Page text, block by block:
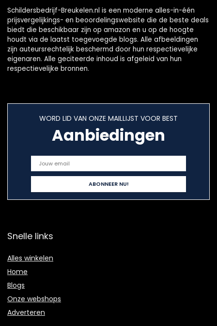
Schildersbedrijf-Breukelen.nl is een moderne alles-in-één
prijsvergelijkings- en beoordelingswebsite die de beste deals
biedt die beschikbaar zijn op amazon en u op de hoogte
houdt via de laatst toegevoegde blogs. Alle afbeeldingen
zijn auteursrechtelijk beschermd door hun respectievelijke
eigenaren. Alle geciteerde inhoud is afgeleid van hun
respectievelijke bronnen.
WORD LID VAN ONZE MAILLIJST VOOR BEST
Aanbiedingen
Snelle links
Alles winkelen
Home
Blogs
Onze webshops
Adverteren